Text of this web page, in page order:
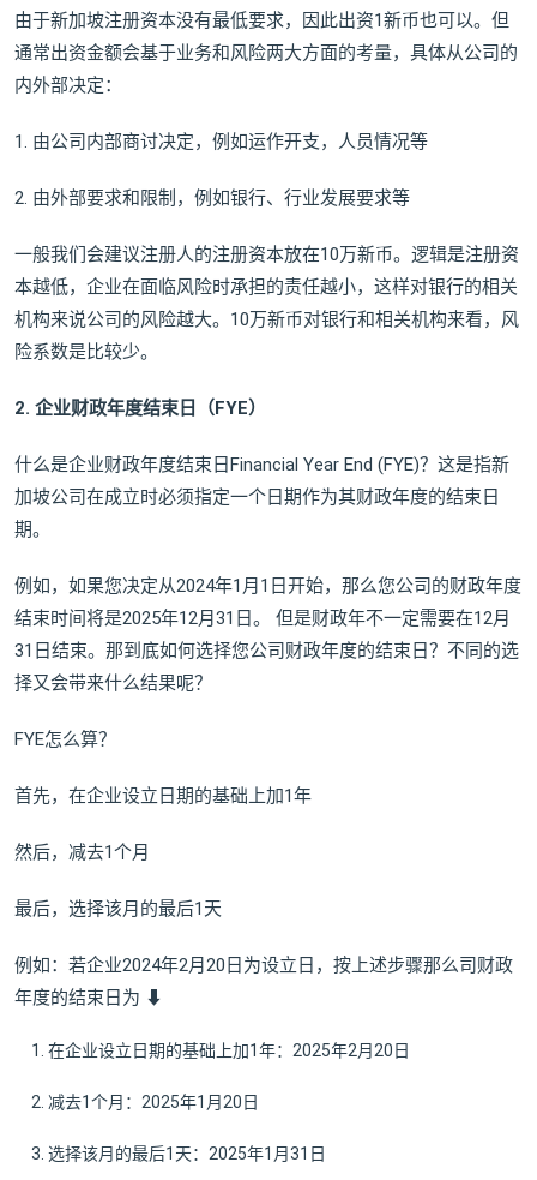
由于新加坡注册资本没有最低要求，因此出资1新币也可以。但
通常出资金额会基于业务和风险两大方面的考量，具体从公司的
内外部决定：
1. 由公司内部商讨决定，例如运作开支，人员情况等
2. 由外部要求和限制，例如银行、行业发展要求等
一般我们会建议注册人的注册资本放在10万新币。逻辑是注册资
本越低，企业在面临风险时承担的责任越小，这样对银行的相关
机构来说公司的风险越大。10万新币对银行和相关机构来看，风
险系数是比较少。
2. 企业财政年度结束日（FYE）
什么是企业财政年度结束日Financial Year End (FYE)？这是指新
加坡公司在成立时必须指定一个日期作为其财政年度的结束日
期。
例如，如果您决定从2024年1月1日开始，那么您公司的财政年度
结束时间将是2025年12月31日。 但是财政年不一定需要在12月
31日结束。那到底如何选择您公司财政年度的结束日？不同的选
择又会带来什么结果呢？
FYE怎么算？
首先，在企业设立日期的基础上加1年
然后，减去1个月
最后，选择该月的最后1天
例如：若企业2024年2月20日为设立日，按上述步骤那么司财政
年度的结束日为 ⬇
在企业设立日期的基础上加1年：2025年2月20日
减去1个月：2025年1月20日
选择该月的最后1天：2025年1月31日